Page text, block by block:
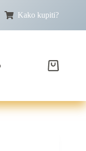
Kako kupiti?